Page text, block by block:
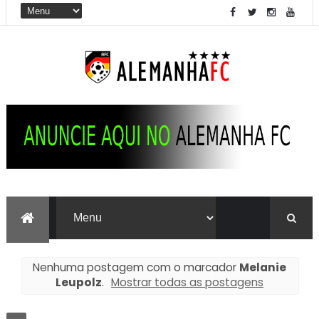
Nenhuma postagem com o marcador Melanie
Leupolz. Mostrar todas as postagens